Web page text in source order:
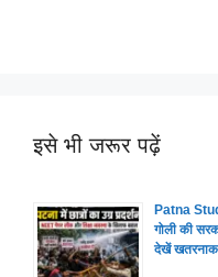
इसे भी जरूर पढ़ें
Patna
गोली की
देखें